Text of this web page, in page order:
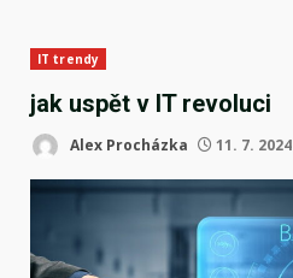
IT trendy
jak uspět v IT revoluci
Alex Procházka 11. 7. 2024